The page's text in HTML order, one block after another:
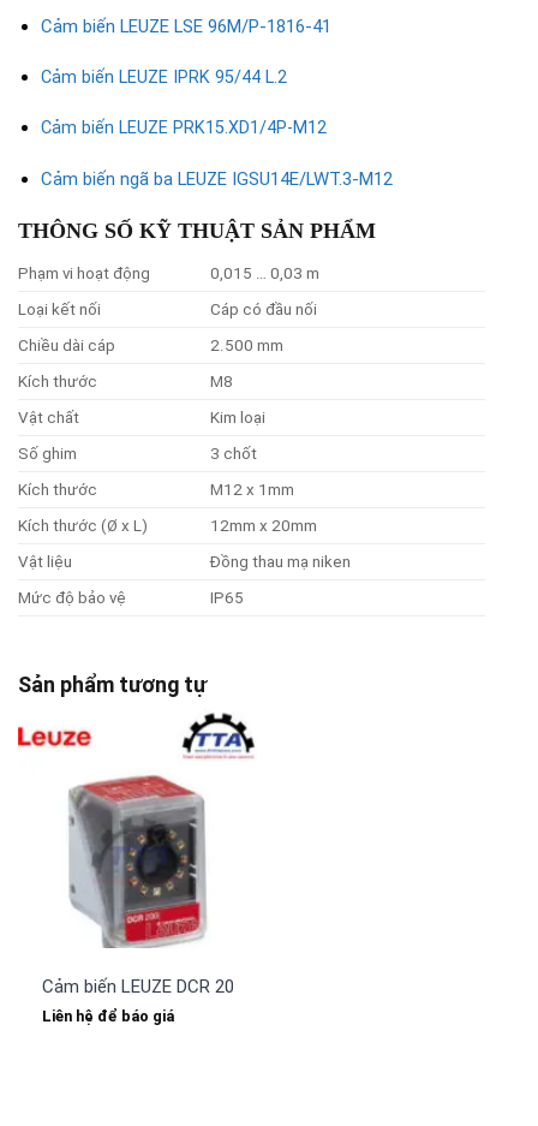
Cảm biến LEUZE LSE 96M/P-1816-41
Cảm biến LEUZE IPRK 95/44 L.2
Cảm biến LEUZE PRK15.XD1/4P-M12
Cảm biến ngã ba LEUZE IGSU14E/LWT.3-M12
THÔNG SỐ KỸ THUẬT SẢN PHẨM
Phạm vi hoạt động
0,015 … 0,03 m
Loại kết nối
Cáp có đầu nối
Chiều dài cáp
2.500 mm
Kích thước
M8
Vật chất
Kim loại
Số ghim
3 chốt
Kích thước
M12 x 1mm
Kích thước (Ø x L)
12mm x 20mm
Vật liệu
Đồng thau mạ niken
Mức độ bảo vệ
IP65
Sản phẩm tương tự
Cảm biến LEUZE DCR 202i FIX-M1-102-R3
Liên hệ để báo giá